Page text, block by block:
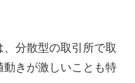
分散型の取引所で取
きが激しいことも特